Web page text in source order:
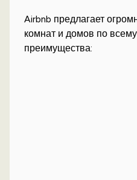
Airbnb предлагает
комнат и домов по
преимущества: